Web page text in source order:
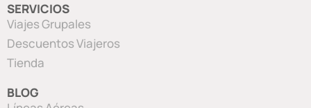
SERVICIOS
Viajes Grupales
Descuentos Viajeros
Tienda
BLOG